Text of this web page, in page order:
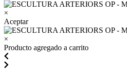
×
Aceptar
×
Producto agregado a carrito